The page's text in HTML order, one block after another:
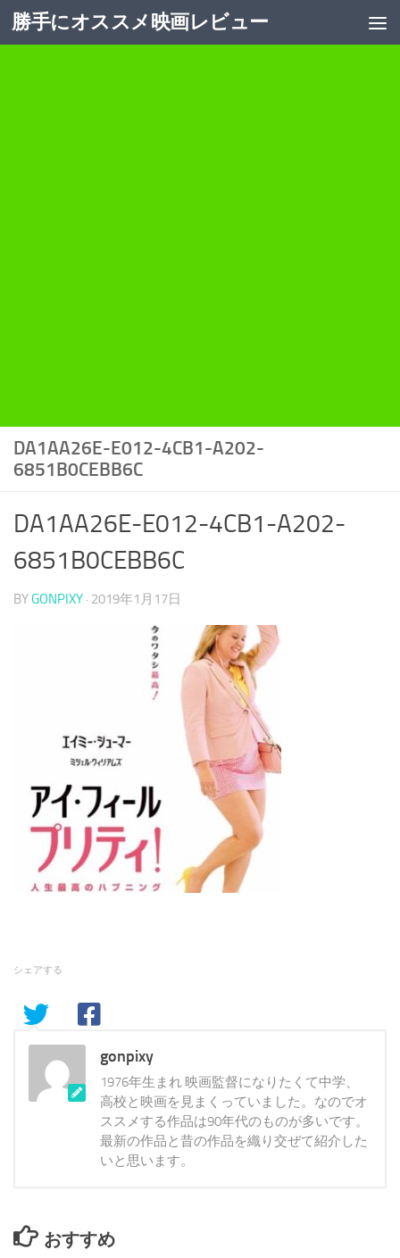
コンテンツへスキップ
勝手にオススメ映画レビュー
DA1AA26E-E012-4CB1-A202-
6851B0CEBB6C
DA1AA26E-E012-4CB1-A202-
6851B0CEBB6C
BYGONPIXY · 2019年1月17日
シェアする
gonpixy
1976年生まれ 映画監督になりたくて中学、
高校と映画を見まくっていました。なのでオ
ススメする作品は90年代のものが多いです。
最新の作品と昔の作品を織り交ぜて紹介した
いと思います。
おすすめ